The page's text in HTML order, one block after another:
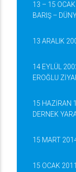
13 – 15
BARIŞ –
13 ARALIK
14 EYLÜL
EROĞLU
15 HAZİRAN
DERNEK
15 MART
15 OCAK